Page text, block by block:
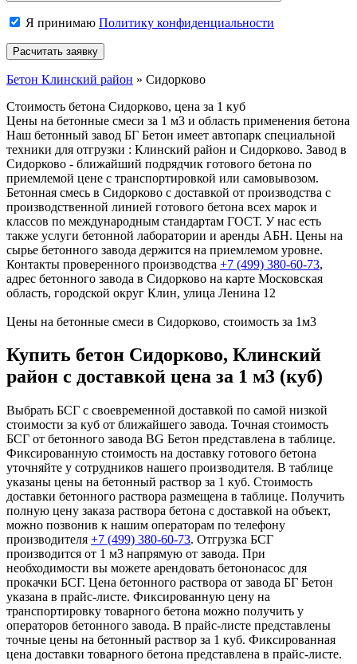
Я принимаю Политику конфиденциальности
Бетон Клинский район » Сидорково
Стоимость бетона Сидорково, цена за 1 куб
Цены на бетонные смеси за 1 м3 и область применения бетона
Наш бетонный завод БГ Бетон имеет автопарк специальной
техники для отгрузки : Клинский район и Сидорково. Завод в
Сидорково - ближайший подрядчик готового бетона по
приемлемой цене с транспортировкой или самовывозом.
Бетонная смесь в Сидорково с доставкой от производства с
производственной линией готового бетона всех марок и
классов по международным стандартам ГОСТ. У нас есть
также услуги бетонной лаборатории и аренды АБН. Цены на
сырье бетонного завода держится на приемлемом уровне.
Контакты проверенного производства +7 (499) 380-60-73,
адрес бетонного завода в Сидорково на карте Московская
область, городской округ Клин, улица Ленина 12
Цены на бетонные смеси в Сидорково, стоимость за 1м3
Купить бетон Сидорково, Клинский
район с доставкой цена за 1 м3 (куб)
Выбрать БСГ с своевременной доставкой по самой низкой
стоимости за куб от ближайшего завода. Точная стоимость
БСГ от бетонного завода BG Бетон представлена в таблице.
Фиксированную стоимость на доставку готового бетона
уточняйте у сотрудников нашего производителя. В таблице
указаны цены на бетонный раствор за 1 куб. Стоимость
доставки бетонного раствора размещена в таблице. Получить
полную цену заказа раствора бетона с доставкой на объект,
можно позвонив к нашим операторам по телефону
производителя +7 (499) 380-60-73. Отгрузка БСГ
производится от 1 м3 напрямую от завода. При
необходимости вы можете арендовать бетононасос для
прокачки БСГ. Цена бетонного раствора от завода БГ Бетон
указана в прайс-листе. Фиксированную цену на
транспортировку товарного бетона можно получить у
операторов бетонного завода. В прайс-листе представлены
точные цены на бетонный раствор за 1 куб. Фиксированная
цена доставки товарного бетона представлена в прайс-листе.